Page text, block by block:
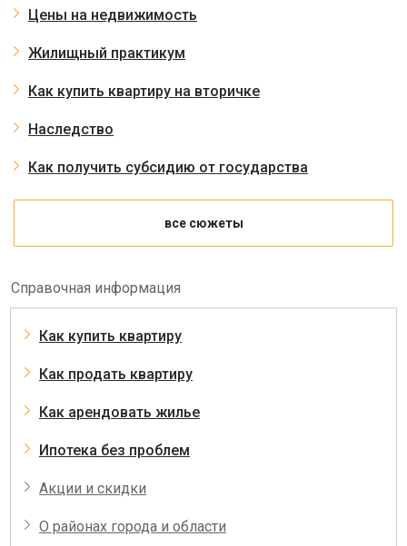
Цены на недвижимость
Жилищный практикум
Как купить квартиру на вторичке
Наследство
Как получить субсидию от государства
все сюжеты
Справочная информация
Как купить квартиру
Как продать квартиру
Как арендовать жилье
Ипотека без проблем
Акции и скидки
О районах города и области